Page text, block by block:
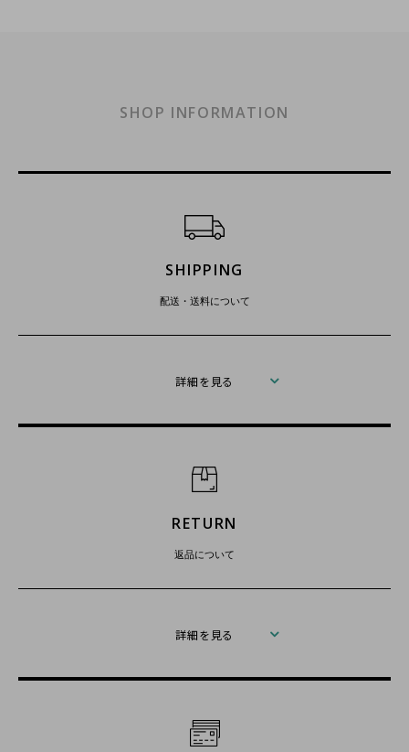
SHOP INFORMATION
ショッピングガイド
SHIPPING
配送・送料について
詳細を見る
RETURN
返品について
詳細を見る